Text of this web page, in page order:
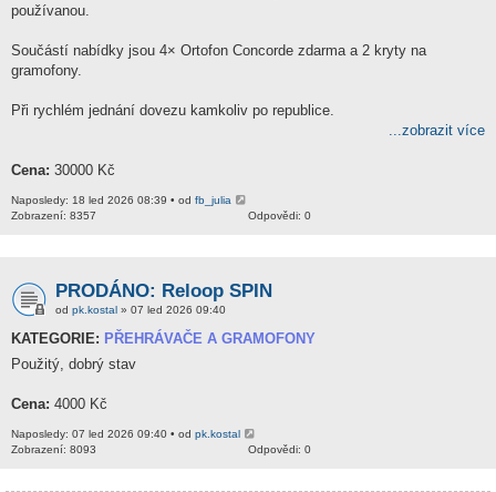
používanou.
Součástí nabídky jsou 4× Ortofon Concorde zdarma a 2 kryty na
gramofony.
Při rychlém jednání dovezu kamkoliv po republice.
...zobrazit více
Cena: 30000 Kč
Naposledy: 18 led 2026 08:39 • od fb_julia
Odpovědi: 0
Zobrazení: 8357
PRODÁNO: Reloop SPIN
od pk.kostal » 07 led 2026 09:40
KATEGORIE: PŘEHRÁVAČE A GRAMOFONY
Použitý, dobrý stav
Cena: 4000 Kč
Naposledy: 07 led 2026 09:40 • od pk.kostal
Odpovědi: 0
Zobrazení: 8093